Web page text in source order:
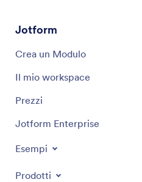
Jotform
Crea un Modulo
Il mio workspace
Prezzi
Jotform Enterprise
Esempi
Prodotti